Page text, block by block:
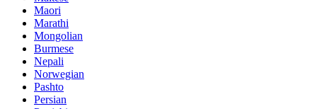
Maori
Marathi
Mongolian
Burmese
Nepali
Norwegian
Pashto
Persian